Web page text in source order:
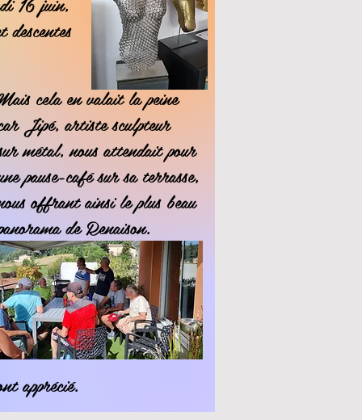
cela en valait la peine
Jipé, artiste sculpteur
métal, nous attendait pour
pause-café sur sa terrasse,
offrant ainsi le plus beau
de Renaison.
apprécié.